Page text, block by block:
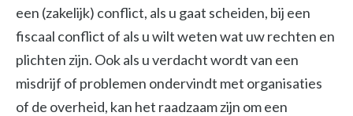
een (zakelijk) conflict, als u gaat scheiden, bij een
fiscaal conflict of als u wilt weten wat uw rechten en
plichten zijn. Ook als u verdacht wordt van een
misdrijf of problemen ondervindt met organisaties
of de overheid, kan het raadzaam zijn om een